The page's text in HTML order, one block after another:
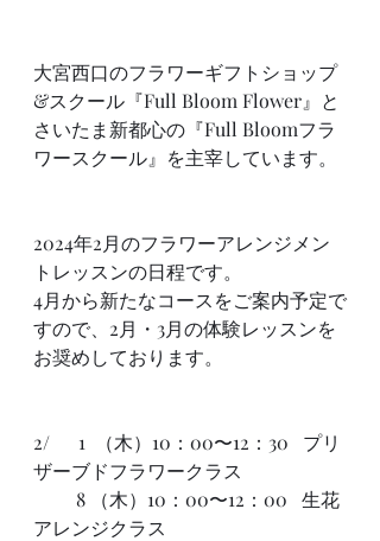
大宮西口のフラワーギフトショップ
&スクール『Full Bloom Flower』と
さいたま新都心の『Full Bloomフラ
ワースクール』を主宰しています。
2024年2月のフラワーアレンジメン
トレッスンの日程です。
4月から新たなコースをご案内予定で
すので、2月・3月の体験レッスンを
お奨めしております。
2/  　1  （木）10：00〜12：30   プリ
ザーブドフラワークラス
8 （木）10：00〜12：00   生花
アレンジクラス